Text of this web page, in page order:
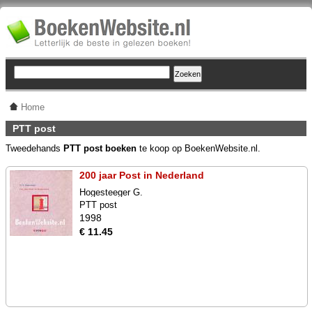
Home
PTT post
Tweedehands PTT post boeken te koop op BoekenWebsite.nl.
200 jaar Post in Nederland
Hogesteeger G.
PTT post
1998
€ 11.45